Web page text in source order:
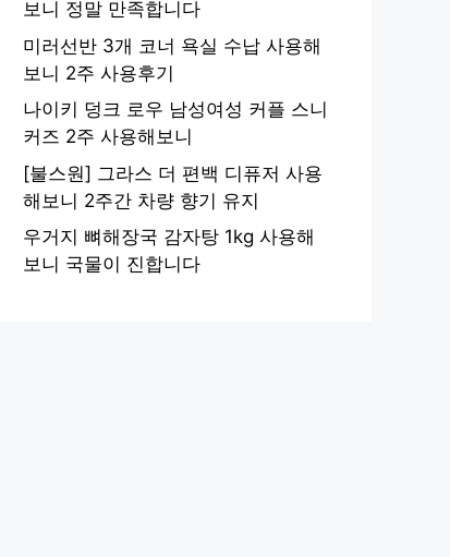
보니 정말 만족합니다
미러선반 3개 코너 욕실 수납 사용해
보니 2주 사용후기
나이키 덩크 로우 남성여성 커플 스니
커즈 2주 사용해보니
[불스원] 그라스 더 편백 디퓨저 사용
해보니 2주간 차량 향기 유지
우거지 뼈해장국 감자탕 1kg 사용해
보니 국물이 진합니다